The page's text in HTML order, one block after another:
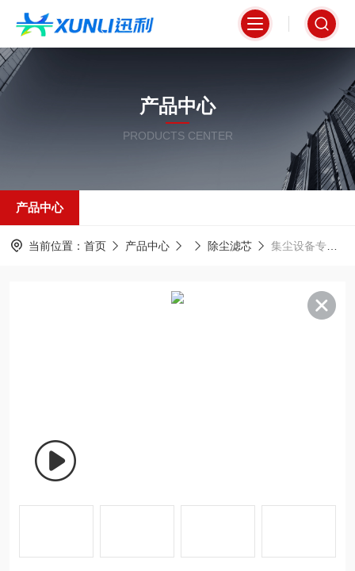
产品中心
PRODUCTS CENTER
产品中心
当前位置： 首页 产品中心 除尘滤芯 集尘设备专用除尘滤芯350*600mm材质